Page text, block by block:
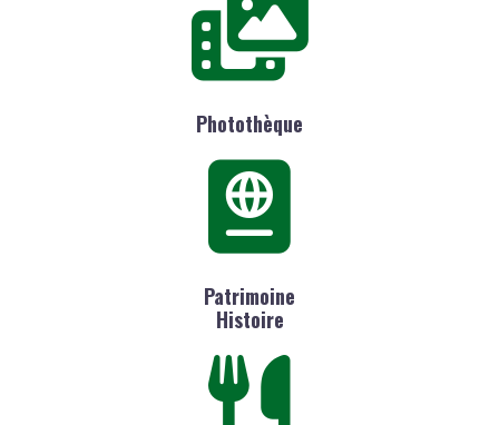
Photothèque
Patrimoine
Histoire